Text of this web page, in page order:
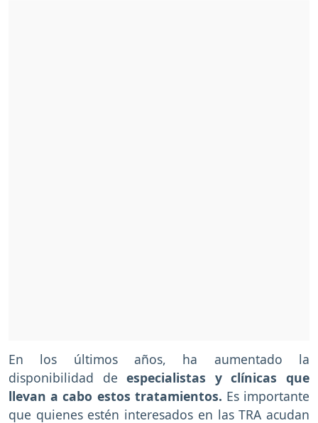
En los últimos años, ha aumentado la
disponibilidad de especialistas y clínicas que
llevan a cabo estos tratamientos. Es importante
que quienes estén interesados en las TRA acudan